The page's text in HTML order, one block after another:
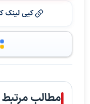
کپی لینک
مطالب مرتبط